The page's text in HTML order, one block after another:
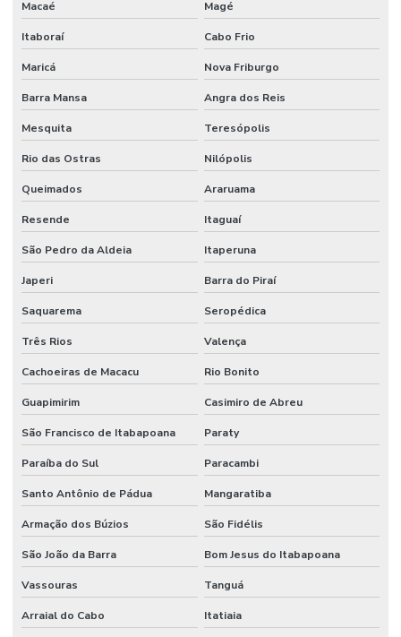
Projeto de alarme de incêndio
Projeto de combate a incêndio valor
Projeto corpo de bombeiros
Projeto de detecção e alarme de incêndio
Projeto de hidrante
Projeto contra incêndio
Projeto de incêndio e pânico
Projeto de infraestrutura industrial
Projeto de montagem de estrutura metalica
Projeto de prevenção e combate a incêndio e pânico
Projeto de segurança contra incêndio e pânico
Projeto de sistema de combate a incêndio
Projeto de sprinkler
Projeto técnico corpo de bombeiros
Projeto de terraplanagem valor
Macaé Magé
Itaboraí Cabo Frio
Maricá Nova Friburgo
Barra Mansa Angra dos Reis
Mesquita Teresópolis
Rio das Ostras Nilópolis
Queimados Araruama
Resende Itaguaí
São Pedro da Aldeia Itaperuna
Japeri Barra do Piraí
Saquarema Seropédica
Três Rios Valença
Cachoeiras de Macacu Rio Bonito
Guapimirim Casimiro de Abreu
São Francisco de Itabapoana Paraty
Paraíba do Sul Paracambi
Santo Antônio de Pádua Mangaratiba
Armação dos Búzios São Fidélis
São João da Barra Bom Jesus do Itabapoana
Vassouras Tanguá
Arraial do Cabo Itatiaia